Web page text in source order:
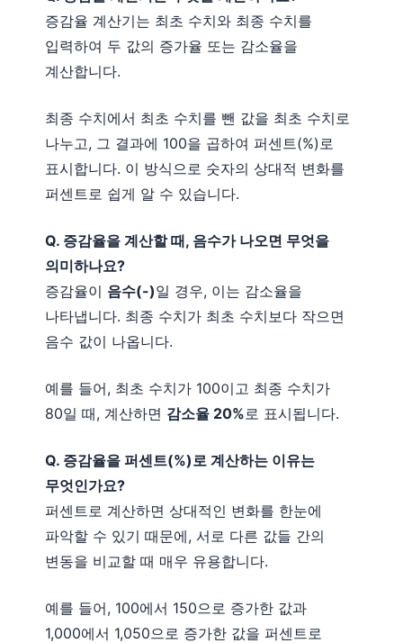
증감율 계산기는 최초 수치와 최종 수치를
입력하여 두 값의 증가율 또는 감소율을
계산합니다.
최종 수치에서 최초 수치를 뺀 값을 최초 수치로
나누고, 그 결과에 100을 곱하여 퍼센트(%)로
표시합니다. 이 방식으로 숫자의 상대적 변화를
퍼센트로 쉽게 알 수 있습니다.
Q. 증감율을 계산할 때, 음수가 나오면 무엇을
의미하나요?
증감율이 음수(-)일 경우, 이는 감소율을
나타냅니다. 최종 수치가 최초 수치보다 작으면
음수 값이 나옵니다.
예를 들어, 최초 수치가 100이고 최종 수치가
80일 때, 계산하면 감소율 20% 로 표시됩니다.
Q. 증감율을 퍼센트(%)로 계산하는 이유는
무엇인가요?
퍼센트로 계산하면 상대적인 변화를 한눈에
파악할 수 있기 때문에, 서로 다른 값들 간의
변동을 비교할 때 매우 유용합니다.
예를 들어, 100에서 150으로 증가한 값과
1,000에서 1,050으로 증가한 값을 퍼센트로